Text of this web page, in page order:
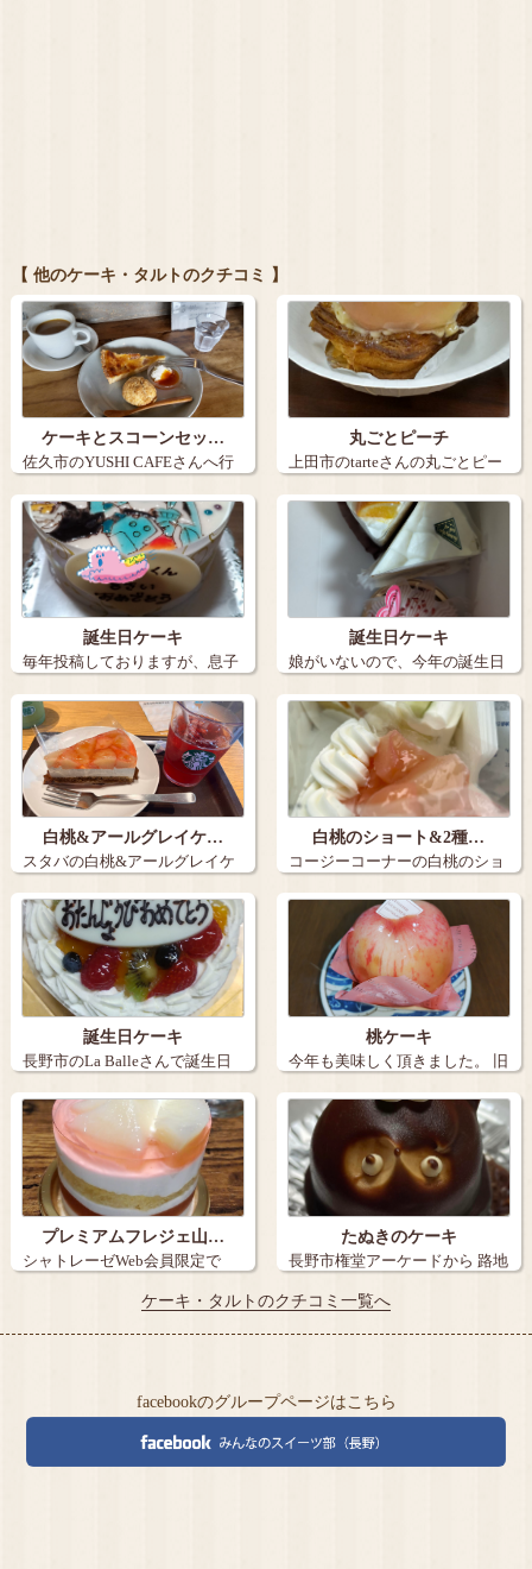
【 他のケーキ・タルトのクチコミ 】
ケーキとスコーンセッ…
佐久市のYUSHI CAFEさんへ行
きま…
丸ごとピーチ
上田市のtarteさんの丸ごとピー
チ。９…
誕生日ケーキ
毎年投稿しておりますが、息子
の誕生日ケー…
誕生日ケーキ
娘がいないので、今年の誕生日
ケーキは３個…
白桃&アールグレイケ…
スタバの白桃&アールグレイケ
ーキとアイス…
白桃のショート&2種…
コージーコーナーの白桃のショ
ートと2種の…
誕生日ケーキ
長野市のLa Balleさんで誕生日
ケー…
桃ケーキ
今年も美味しく頂きました。 旧
丸子の【…
プレミアムフレジェ山…
シャトレーゼWeb会員限定で
たぬきのケーキ
長野市権堂アーケードから 路地
を15メ…
ケーキ・タルトのクチコミ一覧へ
facebookのグループページはこちら